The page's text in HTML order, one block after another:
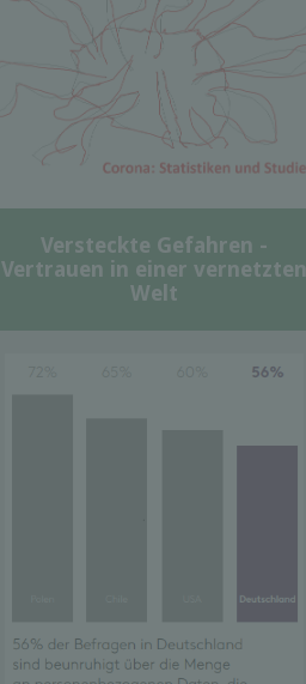
Versteckte Gefahren -
Vertrauen in einer vernetzten
Welt